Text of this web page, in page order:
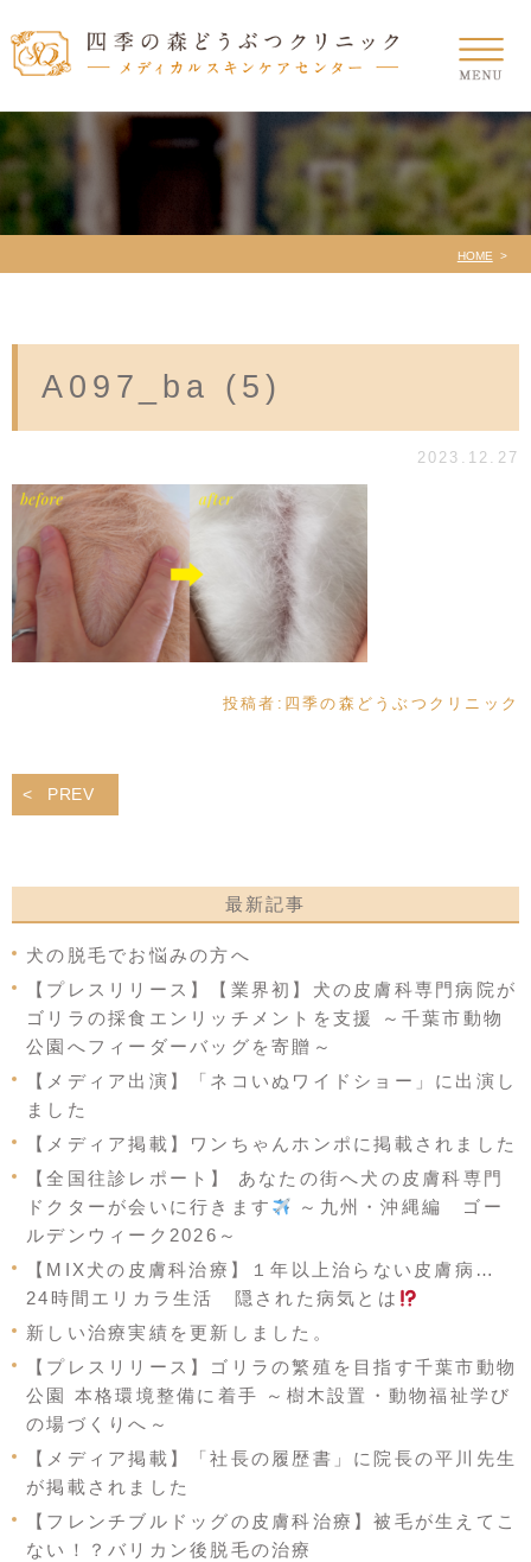
HOME
A097_ba (5)
2023.12.27
投稿者: 四季の森どうぶつクリニック
PREV
最新記事
犬の脱毛でお悩みの方へ
【プレスリリース】【業界初】犬の皮膚科専門病院が
ゴリラの採食エンリッチメントを支援 ～千葉市動物
公園へフィーダーバッグを寄贈～
【メディア出演】「ネコいぬワイドショー」に出演し
ました
【メディア掲載】ワンちゃんホンポに掲載されました
【全国往診レポート】 あなたの街へ犬の皮膚科専門
ドクターが会いに行きます
～九州・沖縄編 ゴー
ルデンウィーク2026～
【MIX犬の皮膚科治療】１年以上治らない皮膚病…
24時間エリカラ生活 隠された病気とは
新しい治療実績を更新しました。
【プレスリリース】ゴリラの繁殖を目指す千葉市動物
公園 本格環境整備に着手 ～樹木設置・動物福祉学び
の場づくりへ～
【メディア掲載】「社長の履歴書」に院長の平川先生
が掲載されました
【フレンチブルドッグの皮膚科治療】被毛が生えてこ
ない！？バリカン後脱毛の治療